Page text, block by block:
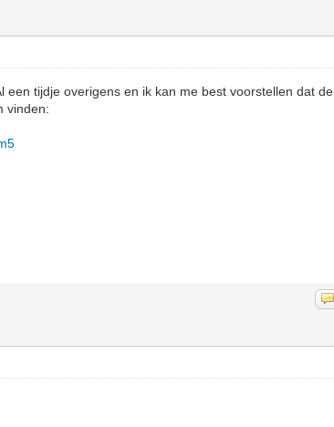
tijdje overigens en ik kan me best voorstellen dat de
vinden: